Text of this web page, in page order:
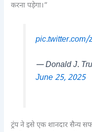
करना पड़ेगा।”
pic.twitter.com/
— Donald J.
June 25, 2025
ट्रंप ने इसे एक शानदार सैन्य